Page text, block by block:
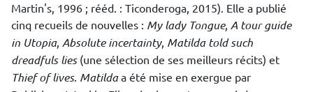
Martin's, 1996 ; rééd. : Ticonderoga, 2015). Elle a publié
cinq recueils de nouvelles : My lady Tongue, A tour guide
in Utopia, Absolute incertainty, Matilda told such
dreadfuls lies(une sélection de ses meilleurs récits) et
Thief of lives. Matildaa été mise en exergue par